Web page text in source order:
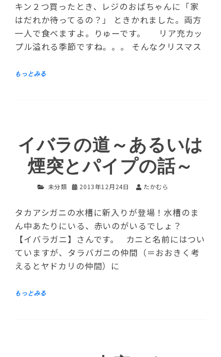
キン２つ買ったとき、レジのおばちゃんに「家
はだれか待ってるの？」 ときかれました。両方
一人で食べますよ。りゅーです。 リア充カッ
プル溢れる季節ですね。。。 そんなクリスマス
イバラの道～あるいは
煙突とパイプの話～
未分類 2013年12月24日 たかむら
タカアシガニの水槽に新入りが登場！水槽のま
ん中あたりにいる、赤いのがいるでしょ？
【イバラガニ】さんです。 カニと名前にはつい
ていますが、タラバガニの仲間（＝おおきく考
えるとヤドカリの仲間）に